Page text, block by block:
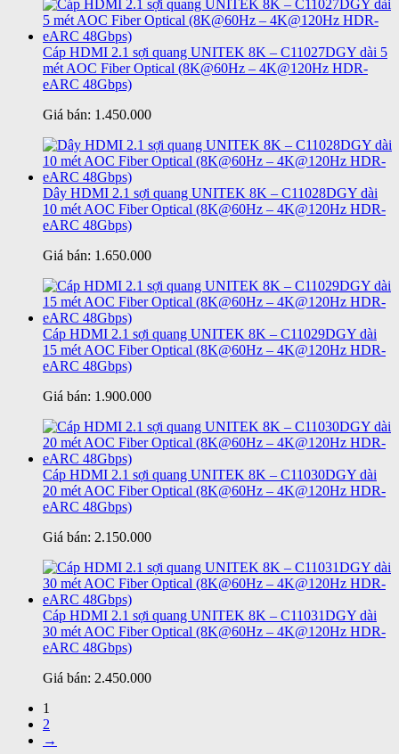
Cáp HDMI 2.1 sợi quang UNITEK 8K – C11027DGY dài 5
mét AOC Fiber Optical (8K@60Hz – 4K@120Hz HDR-
eARC 48Gbps)
Giá bán: 1.450.000
Dây HDMI 2.1 sợi quang UNITEK 8K – C11028DGY dài
10 mét AOC Fiber Optical (8K@60Hz – 4K@120Hz HDR-
eARC 48Gbps)
Giá bán: 1.650.000
Cáp HDMI 2.1 sợi quang UNITEK 8K – C11029DGY dài
15 mét AOC Fiber Optical (8K@60Hz – 4K@120Hz HDR-
eARC 48Gbps)
Giá bán: 1.900.000
Cáp HDMI 2.1 sợi quang UNITEK 8K – C11030DGY dài
20 mét AOC Fiber Optical (8K@60Hz – 4K@120Hz HDR-
eARC 48Gbps)
Giá bán: 2.150.000
Cáp HDMI 2.1 sợi quang UNITEK 8K – C11031DGY dài
30 mét AOC Fiber Optical (8K@60Hz – 4K@120Hz HDR-
eARC 48Gbps)
Giá bán: 2.450.000
1
2
→